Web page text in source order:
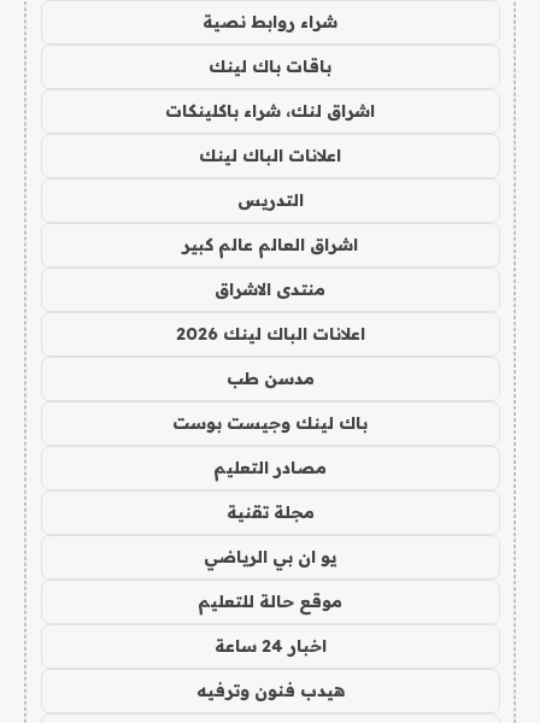
شراء روابط نصية
باقات باك لينك
اشراق لنك، شراء باكلينكات
اعلانات الباك لينك
التدريس
اشراق العالم عالم كبير
منتدى الاشراق
اعلانات الباك لينك 2026
مدسن طب
باك لينك وجيست بوست
مصادر التعليم
مجلة تقنية
يو ان بي الرياضي
موقع حالة للتعليم
اخبار 24 ساعة
هيدب فنون وترفيه